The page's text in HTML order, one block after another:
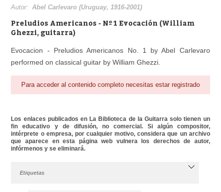
Biblioteca Diccionario
Reproductor
Autor:Abel Carlevaro (Uruguay, 1916-2001)
Preludios Americanos - Nº 1 Evocación (William
Ghezzi, guitarra)
Evocacion - Preludios Americanos No. 1 by Abel Carlevaro
performed on classical guitar by William Ghezzi.
Para acceder al contenido completo necesitas estar registrado
Los enlaces publicados en La Biblioteca de la Guitarra solo tienen un
fin educativo y de difusión, no comercial. Si algún compositor,
intérprete o empresa, por cualquier motivo, considera que un archivo
que aparece en esta página web vulnera los derechos de autor,
infórmenos y se eliminará.
Etiquetas